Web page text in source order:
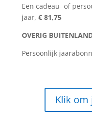
Een cadeau- of
jaar, € 81,75
OVERIG
Persoonlijk
Klik om